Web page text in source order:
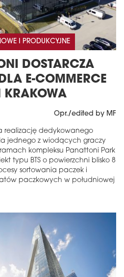
I PRODUKCYJNE
DOSTARCZA
E-COMMERCE
KRAKOWA
Opr./edited by MF
realizację dedykowanego
jednego z wiodących graczy
kompleksu Panattoni Park
typu BTS o powierzchni blisko 8
sortowania paczek i
paczkowych w południowej